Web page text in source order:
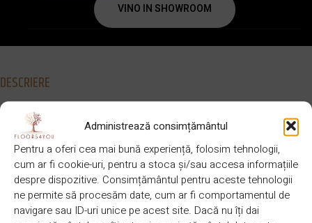
Administrează consimțământul
Pentru a oferi cea mai bună experiență, folosim tehnologii,
cum ar fi cookie-uri, pentru a stoca și/sau accesa informațiile
despre dispozitive. Consimțământul pentru aceste tehnologii
ne permite să procesăm date, cum ar fi comportamentul de
navigare sau ID-uri unice pe acest site. Dacă nu îți dai
VINO IN SHOWROOM
DESCRIERE
BRAND Finishparkiet DIMENSIUNE
x 14mm
CULOARE Natural SPECIE LEMN Stejar